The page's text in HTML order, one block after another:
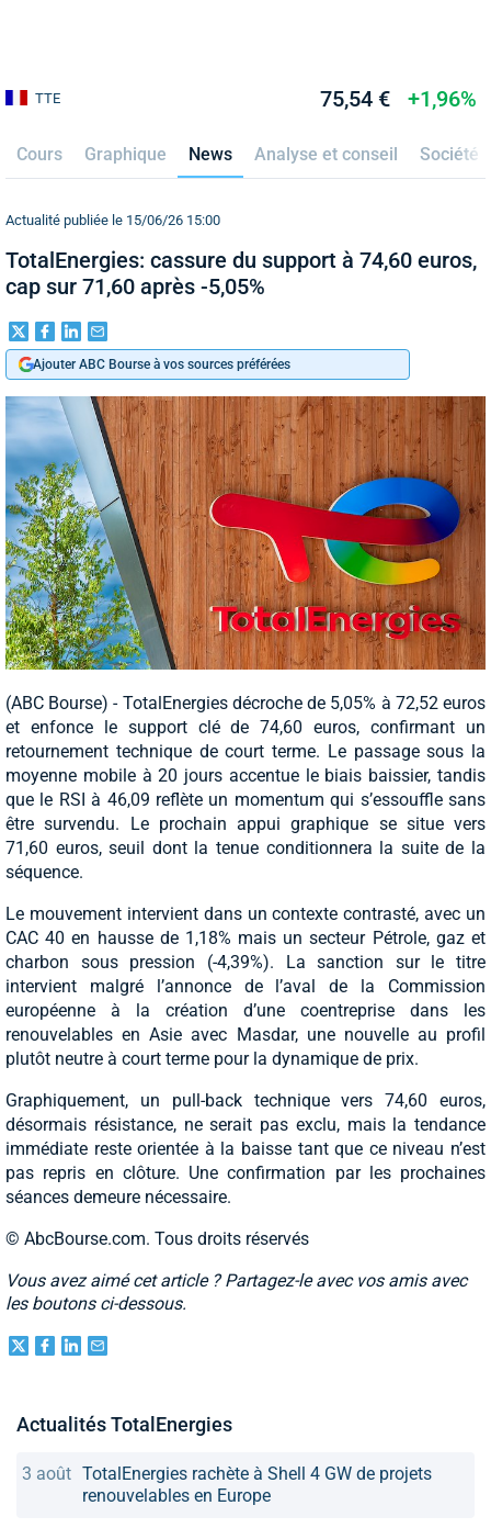
TTE 75,54 € +1,96%
Cours Graphique News Analyse et conseil Société
Actualité publiée le 15/06/26 15:00
TotalEnergies: cassure du support à 74,60 euros,
cap sur 71,60 après -5,05%
Ajouter ABC Bourse à vos sources préférées
(ABC Bourse) - TotalEnergies décroche de 5,05% à 72,52 euros
et enfonce le support clé de 74,60 euros, confirmant un
retournement technique de court terme. Le passage sous la
moyenne mobile à 20 jours accentue le biais baissier, tandis
que le RSI à 46,09 reflète un momentum qui s’essouffle sans
être survendu. Le prochain appui graphique se situe vers
71,60 euros, seuil dont la tenue conditionnera la suite de la
séquence.
Le mouvement intervient dans un contexte contrasté, avec un
CAC 40 en hausse de 1,18% mais un secteur Pétrole, gaz et
charbon sous pression (-4,39%). La sanction sur le titre
intervient malgré l’annonce de l’aval de la Commission
européenne à la création d’une coentreprise dans les
renouvelables en Asie avec Masdar, une nouvelle au profil
plutôt neutre à court terme pour la dynamique de prix.
Graphiquement, un pull-back technique vers 74,60 euros,
désormais résistance, ne serait pas exclu, mais la tendance
immédiate reste orientée à la baisse tant que ce niveau n’est
pas repris en clôture. Une confirmation par les prochaines
séances demeure nécessaire.
© AbcBourse.com. Tous droits réservés
Vous avez aimé cet article ? Partagez-le avec vos amis avec
les boutons ci-dessous.
Actualités TotalEnergies
3 août TotalEnergies rachète à Shell 4 GW de projets
renouvelables en Europe